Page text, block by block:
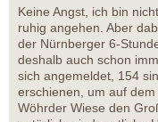
Keine Angst, ich bin
ruhig angehen. Aber
der Nürnberger 6-
deshalb auch schon
sich angemeldet, 154
erschienen, um auf
Wöhrder Wiese den